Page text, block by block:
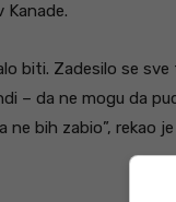
Kanade.
biti. Zadesilo se
– da ne mogu da
ne bih zabio”, rekao